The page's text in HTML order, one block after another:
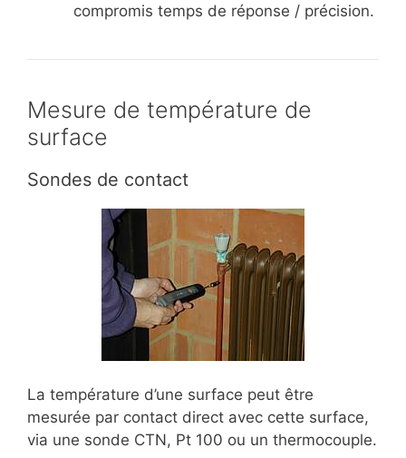
compromis temps de réponse / précision.
Mesure de température de
surface
Sondes de contact
La température d’une surface peut être
mesurée par contact direct avec cette surface,
via une sonde CTN, Pt 100 ou un thermocouple.